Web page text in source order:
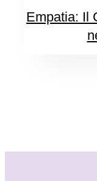
Empatia: Il